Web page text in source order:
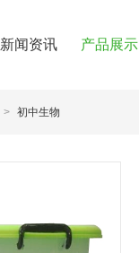
新闻资讯 产品展示
> 初中生物